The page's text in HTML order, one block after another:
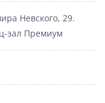
Невского, 29.
зал Премиум